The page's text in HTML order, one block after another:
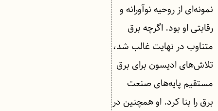
نمونه‌ای از روحیه نوآورانه و
رقابتی او بود. اگرچه برق
متناوب در نهایت غالب شد،
تلاش‌های ادیسون برای برق
مستقیم پایه‌های صنعت
برق را بنا کرد. او همچنین در